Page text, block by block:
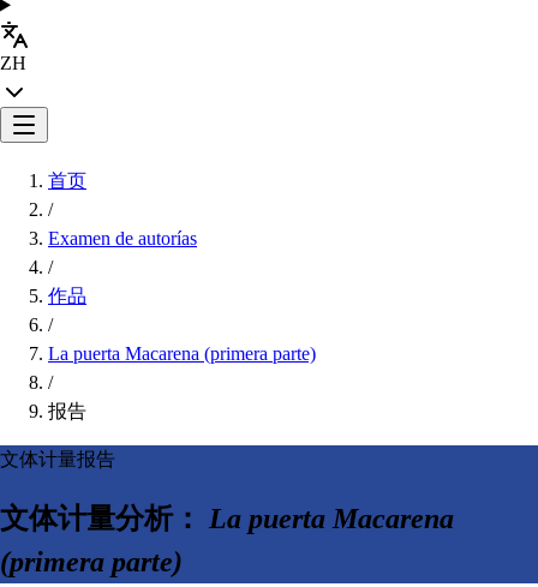
ZH
首页
/
Examen de autorías
/
作品
/
La puerta Macarena (primera parte)
/
报告
文体计量报告
文体计量分析： La puerta Macarena
(primera parte)